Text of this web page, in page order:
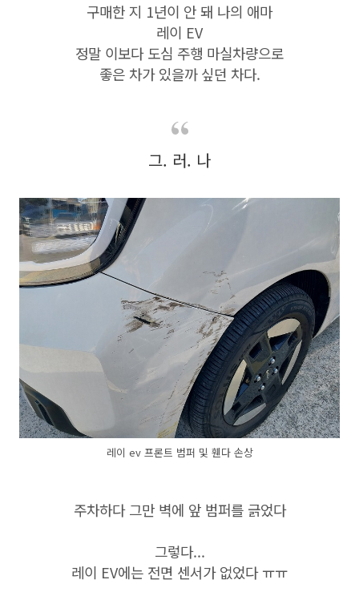
구매한 지 1년이 안 돼 나의 애마
레이 EV
정말 이보다 도심 주행 마실차량으로
좋은 차가 있을까 싶던 차다.
그. 러. 나
레이 ev 프론트 범퍼 및 휀다 손상
주차하다 그만 벽에 앞 범퍼를 긁었다
그렇다...
레이 EV에는 전면 센서가 없었다 ㅠㅠ